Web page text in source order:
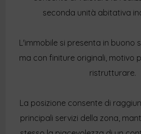
seconda unità abitativa
L'immobile si presenta in buono
ma con finiture originali, motivo
ristrutturare.
La posizione consente di
principali servizi della zona,